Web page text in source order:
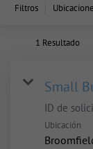
Filtros
1 Resultado
Small
ID de
Ubicación